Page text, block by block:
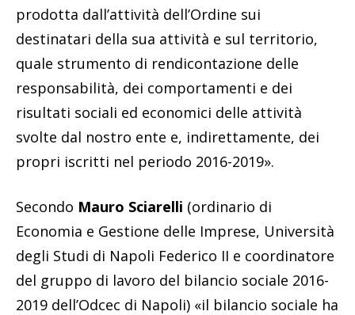
prodotta dall’attività dell’Ordine sui
destinatari della sua attività e sul territorio,
quale strumento di rendicontazione delle
responsabi­lità, dei comportamenti e dei
risultati sociali ed economici delle attività
svolte dal nostro ente e, indirettamente, dei
propri iscritti nel periodo 2016-2019».
Secondo Mauro Sciarelli (ordinario di
Economia e Gestione delle Imprese, Università
degli Studi di Napoli Federico II e coordinatore
del gruppo di lavoro del bilancio sociale 2016-
2019 dell’Odcec di Napoli) «il bilancio sociale ha